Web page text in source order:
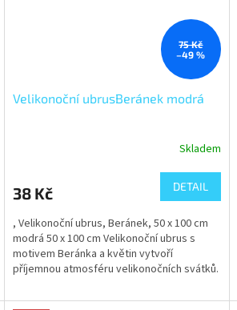
75 Kč
–49 %
Velikonoční ubrusBeránek modrá
Skladem
38 Kč DETAIL
, Velikonoční ubrus, Beránek, 50 x 100 cm
modrá 50 x 100 cm Velikonoční ubrus s
motivem Beránka a květin vytvoří
příjemnou atmosféru velikonočních svátků.